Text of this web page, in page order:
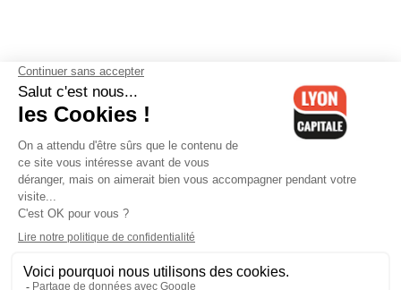
Contactez-nous-Mentions légales-CGV-Politique de